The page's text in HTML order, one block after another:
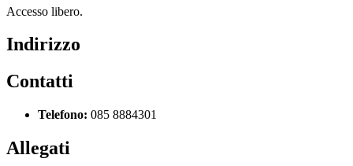
Accesso libero.
Indirizzo
Contatti
Telefono: 085 8884301
Allegati